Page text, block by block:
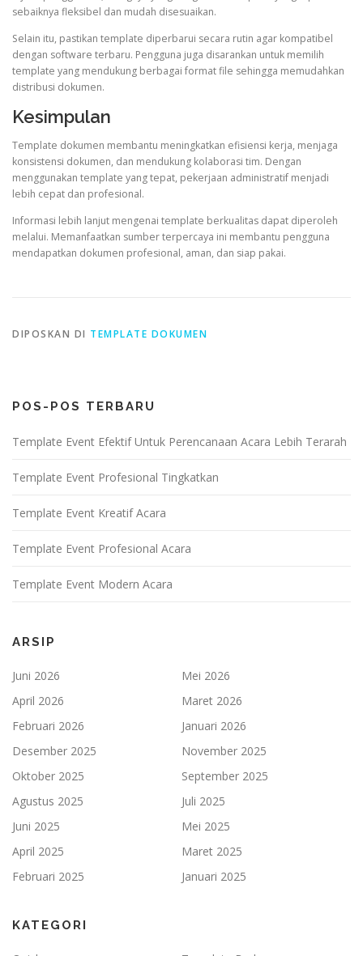
sebaiknya fleksibel dan mudah disesuaikan.
Selain itu, pastikan template diperbarui secara rutin agar kompatibel
dengan software terbaru. Pengguna juga disarankan untuk memilih
template yang mendukung berbagai format file sehingga memudahkan
distribusi dokumen.
Kesimpulan
Template dokumen membantu meningkatkan efisiensi kerja, menjaga
konsistensi dokumen, dan mendukung kolaborasi tim. Dengan
menggunakan template yang tepat, pekerjaan administratif menjadi
lebih cepat dan profesional.
Informasi lebih lanjut mengenai template berkualitas dapat diperoleh
melalui. Memanfaatkan sumber terpercaya ini membantu pengguna
mendapatkan dokumen profesional, aman, dan siap pakai.
DIPOSKAN DI TEMPLATE DOKUMEN
POS-POS TERBARU
Template Event Efektif Untuk Perencanaan Acara Lebih Terarah
Template Event Profesional Tingkatkan
Template Event Kreatif Acara
Template Event Profesional Acara
Template Event Modern Acara
ARSIP
Juni 2026
Mei 2026
April 2026
Maret 2026
Februari 2026
Januari 2026
Desember 2025
November 2025
Oktober 2025
September 2025
Agustus 2025
Juli 2025
Juni 2025
Mei 2025
April 2025
Maret 2025
Februari 2025
Januari 2025
KATEGORI